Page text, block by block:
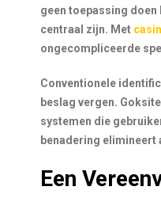
geen toepassing
centraal zijn. Met
ongecompliceerde
Conventionele
beslag vergen.
systemen die
benadering
Een